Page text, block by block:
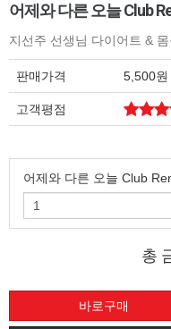
어제와 다른 오늘 Club
지선주 선생님 다이어트 &
판매가격 5,500원
고객평점
어제와 다른 오늘 Club
총